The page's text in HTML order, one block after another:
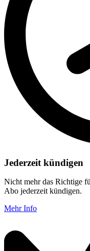
Jederzeit kündigen
Nicht mehr das Richtige
Abo jederzeit kündigen.
Mehr Info